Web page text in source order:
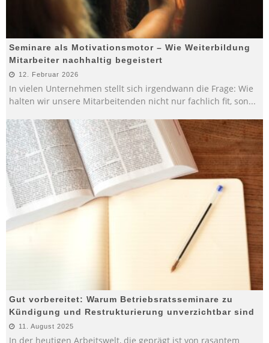
Seminare als Motivationsmotor – Wie Weiterbildung
Mitarbeiter nachhaltig begeistert
12. Februar 2026
In vielen Unternehmen stellt sich irgendwann die Frage: Wie
halten wir unsere Mitarbeitenden nicht nur fachlich fit, son...
Gut vorbereitet: Warum Betriebsratsseminare zu
Kündigung und Restrukturierung unverzichtbar sind
11. August 2025
In der heutigen Arbeitswelt, die geprägt ist von rasantem